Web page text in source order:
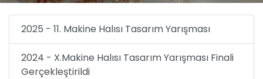
2025 - 11. Makine Halısı Tasarım Yarışması
2024 - X.Makine Halısı Tasarım Yarışması Finali
Gerçekleştirildi